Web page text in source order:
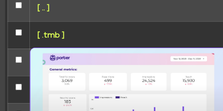
[ .. ]
[ .tmb ]
[ 207ba ]